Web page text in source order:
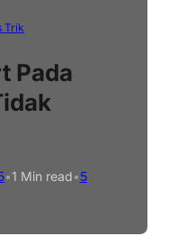
Trik
Pada
•1 Min read•5